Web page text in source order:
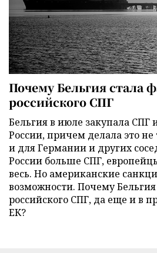
Почему Бельгия стала
российского СПГ
Бельгия в июле закупала СПГ
России, причем делала это не
и для Германии и других
России больше СПГ,
весь. Но американские
возможности. Почему
российского СПГ, да еще и в
ЕК?